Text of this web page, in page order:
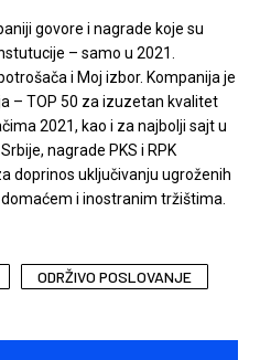
govore i nagrade koje su
– samo u 2021.
i Moj izbor. Kompanija je
– TOP 50 za izuzetan kvalitet
2021, kao i za najbolji sajt u
nagrade PKS i RPK
doprinos uključivanju ugroženih
i inostranim tržištima.
ODRŽIVO POSLOVANJE